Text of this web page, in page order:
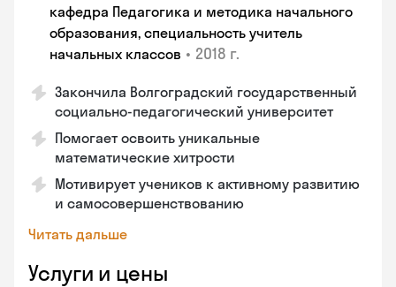
кафедра Педагогика и методика начального
образования, специальность учитель
начальных классов • 2018 г.
Закончила Волгоградский государственный
социально-педагогический университет
Помогает освоить уникальные
математические хитрости
Мотивирует учеников к активному развитию
и самосовершенствованию
Читать дальше
Услуги и цены